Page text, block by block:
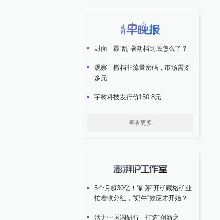
封面｜最“乱”暑期档到底怎么了？
观察丨撤档非流量密码，市场需要
多元
宇树科技发行价150.8元
查看更多
5个月超30亿！“矿茅”开矿藏格矿业
忙着收分红，“奶牛”效应才开始？
活力中国调研行｜打造“创新之